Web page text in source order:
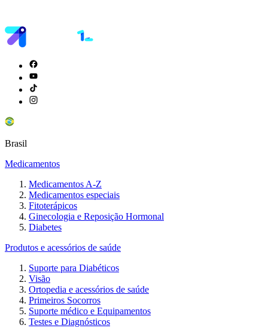
Brasil
Medicamentos
Medicamentos A-Z
Medicamentos especiais
Fitoterápicos
Ginecologia e Reposição Hormonal
Diabetes
Produtos e acessórios de saúde
Suporte para Diabéticos
Visão
Ortopedia e acessórios de saúde
Primeiros Socorros
Suporte médico e Equipamentos
Testes e Diagnósticos